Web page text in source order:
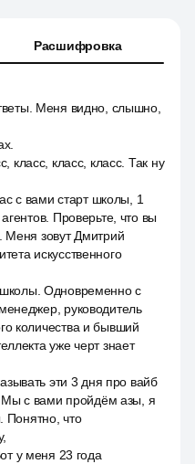
Расшифровка
Меня видно, слышно,
класс, класс, класс. Так ну
с вами старт школы, 1
Проверьте, что вы
Меня зовут Дмитрий
искусственного
Одновременно с
руководитель
количества и бывший
уже черт знает
эти 3 дня про вайб
Мы с вами пройдём азы, я
Понятно, что
у меня 23 года